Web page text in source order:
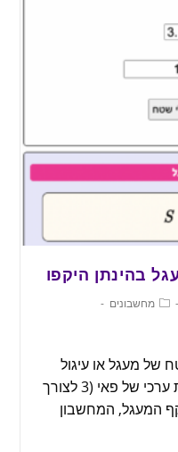
בהינתן היקפו
מחשבונים
מעגל או עיגול
כאשר נתון ההיקף שלו, בחרו את ערכי של פאי (3 לצורך
המעגל, המחשבון